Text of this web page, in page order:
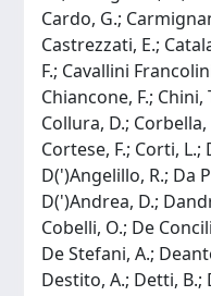
Cardo, G.;
Castrezzati, E.;
F.; Cavallini
Chiancone, F.; Chini,
Collura, D.; Corbella,
Cortese, F.; Corti,
D(')Angelillo, R.; Da
D(')Andrea, D.;
Cobelli, O.; De
De Stefani, A.;
Destito, A.; Detti, B.;